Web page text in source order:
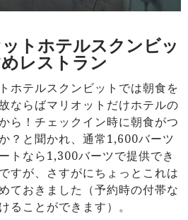
トホテルスクンビッ
レストラン
ホテルスクンビットでは朝食を
ならばマリオットだけホテルの
ら！チェックイン時に朝食がつ
？と聞かれ、通常1,600バーツ
トなら1,300バーツで提供でき
すが、さすがにちょっとこれは
ておきました（予約時の付帯な
ることができます）。